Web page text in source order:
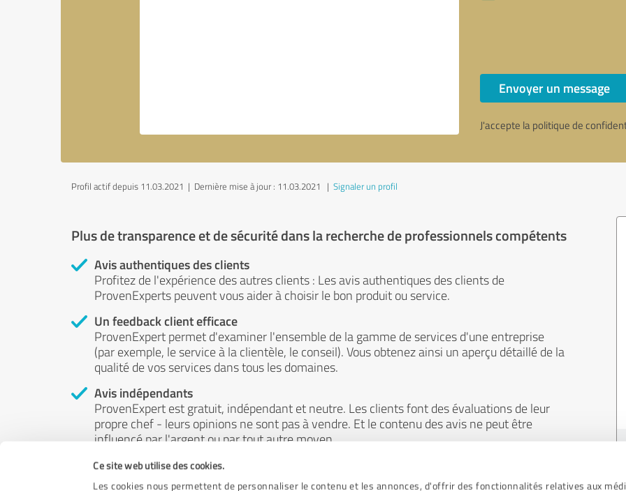
Ce site web utilise des cookies.
Les cookies nous permettent de personnaliser le contenu et les annonces, d'offrir des fonctionnalités relatives aux
Envoyer un message
J'accepte la politique de
Profil actif depuis 11.03.2021 | Dernière mise à jour : 11.03.2021 | Signaler un profil
Plus de transparence et de sécurité dans la recherche de professionnels compétents
Avis authentiques des clients
Profitez de l'expérience des autres clients : Les avis authentiques des clients de
ProvenExperts peuvent vous aider à choisir le bon produit ou service.
Un feedback client efficace
ProvenExpert permet d'examiner l'ensemble de la gamme de services d'une entreprise
(par exemple, le service à la clientèle, le conseil). Vous obtenez ainsi un aperçu détaillé de la
qualité de vos services dans tous les domaines.
Avis indépendants
ProvenExpert est gratuit, indépendant et neutre. Les clients font des évaluations de leur
propre chef - leurs opinions ne sont pas à vendre. Et le contenu des avis ne peut être
influencé par l'argent ou par tout autre moyen.